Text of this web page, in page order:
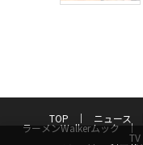
TOP ニュース
ラーメンWalkerムック
TV